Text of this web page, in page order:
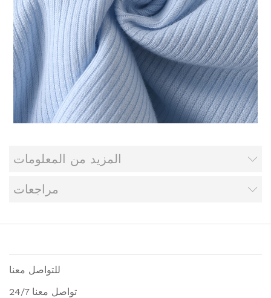
المزيد من المعلومات
مراجعات
للتواصل معنا
تواصل معنا 24/7